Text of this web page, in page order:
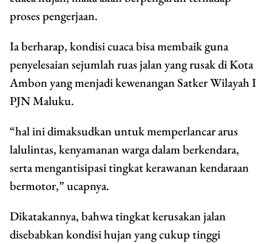
proses pengerjaan.
Ia berharap, kondisi cuaca bisa membaik guna
penyelesaian sejumlah ruas jalan yang rusak di Kota
Ambon yang menjadi kewenangan Satker Wilayah I
PJN Maluku.
“hal ini dimaksudkan untuk memperlancar arus
lalulintas, kenyamanan warga dalam berkendara,
serta mengantisipasi tingkat kerawanan kendaraan
bermotor,” ucapnya.
Dikatakannya, bahwa tingkat kerusakan jalan
disebabkan kondisi hujan yang cukup tinggi